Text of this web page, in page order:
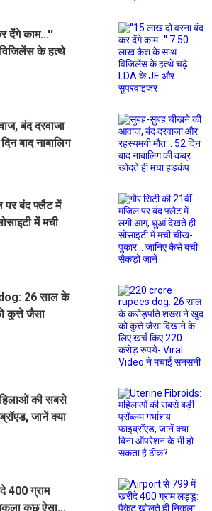
देंगे काम...''
के हत्थे
बंद दरवाजा
बाद नाबालिग
पर बंद फ्लैट में
में मची
26 साल के
कुत्ते जैसा
की सबसे
जानें क्या
400 ग्राम
कुछ ऐसा...